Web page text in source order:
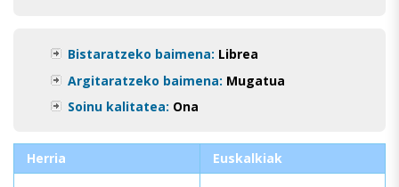
Bistaratzeko baimena: Librea
Argitaratzeko baimena: Mugatua
Soinu kalitatea: Ona
Herria Euskalkiak